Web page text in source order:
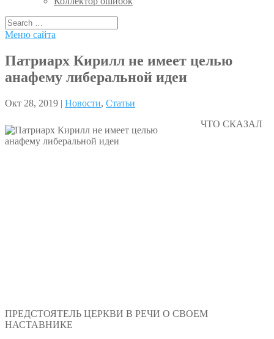
Меню сайта
Патриарх Кирилл не имеет целью
анафему либеральной идеи
Окт 28, 2019 | Новости, Статьи
ЧТО СКАЗАЛ
ПРЕДСТОЯТЕЛЬ ЦЕРКВИ В РЕЧИ О СВОЕМ
НАСТАВНИКЕ